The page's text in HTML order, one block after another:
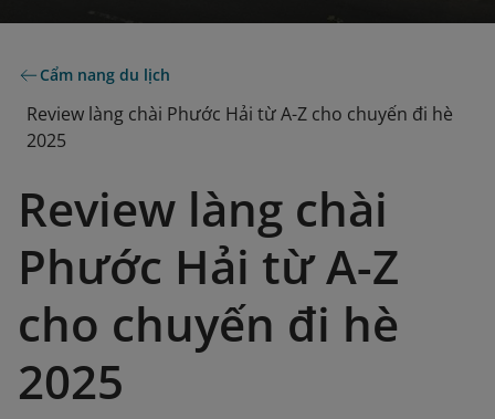
Cẩm nang du lịch
Review làng chài Phước Hải từ A-Z cho chuyến đi hè
2025
Review làng chài
Phước Hải từ A-Z
cho chuyến đi hè
2025